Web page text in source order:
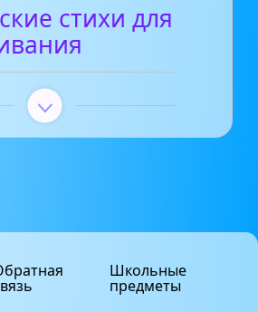
стихи для
Школьные
предметы